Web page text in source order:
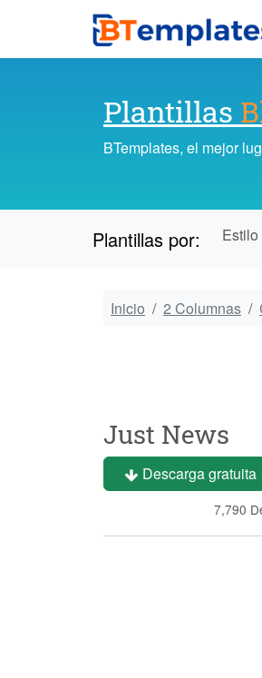
Plantillas
BTemplates, el mejor
Plantillas por: Estilo
Inicio 2 Columnas
Just News
Descarga gratuita
7,790